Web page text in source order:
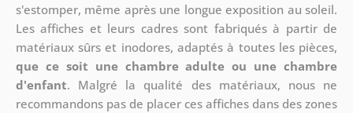
s'estomper, même après une longue exposition au soleil.
Les affiches et leurs cadres sont fabriqués à partir de
matériaux sûrs et inodores, adaptés à toutes les pièces,
que ce soit une chambre adulte ou une chambre
d'enfant. Malgré la qualité des matériaux, nous ne
recommandons pas de placer ces affiches dans des zones